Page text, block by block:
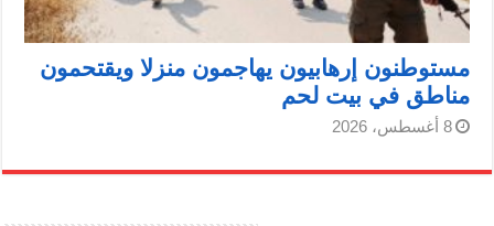
مستوطنون إرهابيون يهاجمون منزلا ويقتحمون
مناطق في بيت لحم
8 أغسطس، 2026